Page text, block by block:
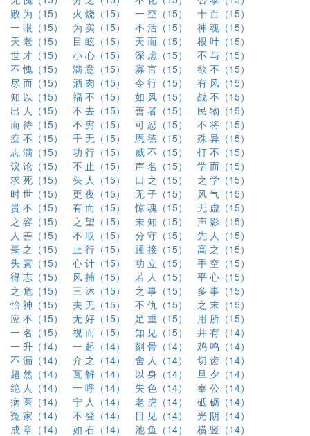
败 为（15）
火 烧（15） 一 空（15）
十 百（15）
一 眼（15）
为 实（15） 不 活（15）
神 魂（15）
天 老（15）
目 眩（15） 天 而（15）
根 叶（15）
世 才（15）
小 心（15） 深 虑（15）
不 与（15）
不 愧（15）
满 意（15） 寡 言（15）
欲 不（15）
尽 而（15）
酒 肉（15） 令 行（15）
有 风（15）
知 以（15）
福 不（15） 如 风（15）
战 不（15）
出 人（15）
不 去（15） 善 者（15）
民 物（15）
而 待（15）
不 穷（15） 可 忍（15）
不 将（15）
痴 不（15）
千 无（15） 恩 德（15）
殊 异（15）
志 满（15）
功 行（15） 威 不（15）
打 不（15）
议 论（15）
不 止（15） 声 名（15）
学 而（15）
求 死（15）
头 人（15） 口 之（15）
之 学（15）
时 世（15）
更 夜（15） 无 子（15）
风 气（15）
贵 不（15）
有 而（15） 惊 魂（15）
无 虚（15）
之 容（15）
之 望（15） 未 知（15）
声 影（15）
人 善（15）
不 取（15） 分 守（15）
先 人（15）
毫 之（15）
止 行（15） 踵 接（15）
高 之（15）
头 露（15）
心 计（15） 功 立（15）
手 空（15）
得 志（15）
风 捕（15） 若 人（15）
平 心（15）
之 危（15）
三 沐（15） 之 事（15）
多 事（15）
怡 神（15）
夫 无（15） 不 仇（15）
之 末（15）
应 不（15）
无 好（15） 足 重（15）
用 所（15）
一 名（15）
视 而（15） 知 见（15）
井 有（14）
一 升（14）
一 起（14） 刻 骨（14）
鸡 鸣（14）
不 漏（14）
介 之（14） 舍 人（14）
切 齿（14）
超 然（14）
瓦 解（14） 以 身（14）
旦 夕（14）
绝 人（14）
一 呼（14） 失 色（14）
奉 公（14）
病 医（14）
宁 人（14） 老 虎（14）
砥 砺（14）
冤 家（14）
不 登（14） 目 见（14）
光 阴（14）
成 章（14）
如 石（14） 池 鱼（14）
横 竖（14）